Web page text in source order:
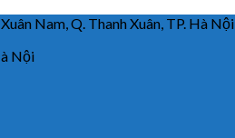
Nam, Q. Thanh Xuân, TP. Hà Nội
Nội